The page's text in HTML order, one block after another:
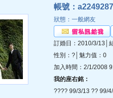
帳號：
狀態：一般網友
訂婚日：2010/3/13│
性別：?│魅力值：0
加入時間：2/1/2008
我的座右銘：
???? 99/3/13 ?? 99/